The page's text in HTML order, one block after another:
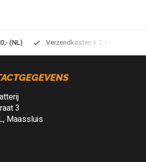
Verzendkosten € 2,95 (NL)
3
Maassluis